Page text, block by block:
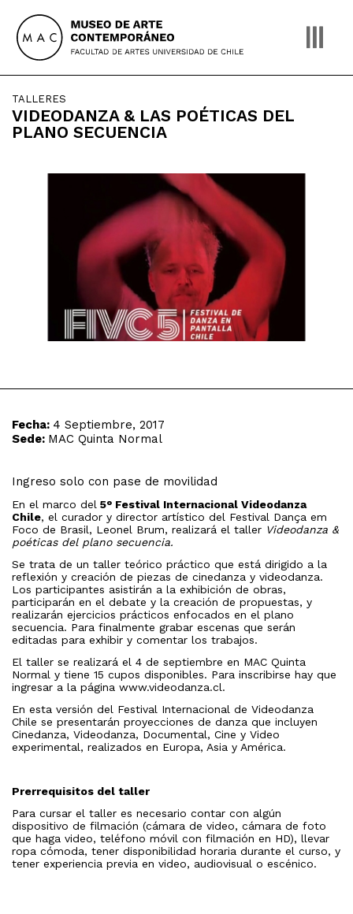
content
TALLERES
VIDEODANZA & LAS POÉTICAS DEL
PLANO SECUENCIA
Fecha: 4 Septiembre, 2017
Sede: MAC Quinta Normal
Ingreso solo con pase de movilidad
En el marco del 5° Festival Internacional Videodanza
Chile, el curador y director artístico del Festival Dança em
Foco de Brasil, Leonel Brum, realizará el taller Videodanza &
poéticas del plano secuencia.
Se trata de un taller teórico práctico que está dirigido a la
reflexión y creación de piezas de cinedanza y videodanza.
Los participantes asistirán a la exhibición de obras,
participarán en el debate y la creación de propuestas, y
realizarán ejercicios prácticos enfocados en el plano
secuencia. Para finalmente grabar escenas que serán
editadas para exhibir y comentar los trabajos.
El taller se realizará el 4 de septiembre en MAC Quinta
Normal y tiene 15 cupos disponibles. Para inscribirse hay que
ingresar a la página www.videodanza.cl.
En esta versión del Festival Internacional de Videodanza
Chile se presentarán proyecciones de danza que incluyen
Cinedanza, Videodanza, Documental, Cine y Video
experimental, realizados en Europa, Asia y América.
Prerrequisitos del taller
Para cursar el taller es necesario contar con algún
dispositivo de filmación (cámara de video, cámara de foto
que haga video, teléfono móvil con filmación en HD), llevar
ropa cómoda, tener disponibilidad horaria durante el curso, y
tener experiencia previa en video, audiovisual o escénico.